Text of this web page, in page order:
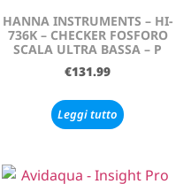
HANNA INSTRUMENTS – HI-
736K – CHECKER FOSFORO
SCALA ULTRA BASSA – P
€131.99
Leggi tutto